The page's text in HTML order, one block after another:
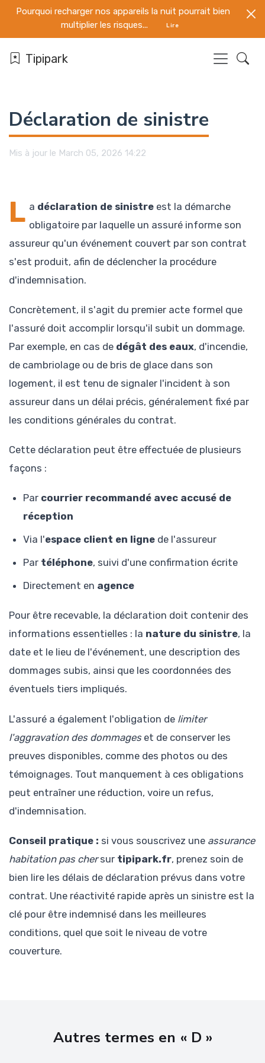
Pourquoi recharger nos appareils la nuit pourrait bien
multiplier les risques...
Lire
Tipipark
Déclaration de sinistre
Mis à jour le March 05, 2026 14:22
L a déclaration de sinistre est la démarche
obligatoire par laquelle un assuré informe son
assureur qu'un événement couvert par son contrat
s'est produit, afin de déclencher la procédure
d'indemnisation.
Concrètement, il s'agit du premier acte formel que
l'assuré doit accomplir lorsqu'il subit un dommage.
Par exemple, en cas de dégât des eaux, d'incendie,
de cambriolage ou de bris de glace dans son
logement, il est tenu de signaler l'incident à son
assureur dans un délai précis, généralement fixé par
les conditions générales du contrat.
Cette déclaration peut être effectuée de plusieurs
façons :
Par courrier recommandé avec accusé de
réception
Via l'espace client en ligne de l'assureur
Par téléphone, suivi d'une confirmation écrite
Directement en agence
Pour être recevable, la déclaration doit contenir des
informations essentielles : la nature du sinistre, la
date et le lieu de l'événement, une description des
dommages subis, ainsi que les coordonnées des
éventuels tiers impliqués.
L'assuré a également l'obligation de limiter
l'aggravation des dommageset de conserver les
preuves disponibles, comme des photos ou des
témoignages. Tout manquement à ces obligations
peut entraîner une réduction, voire un refus,
d'indemnisation.
Conseil pratique : si vous souscrivez une assurance
habitation pas chersur tipipark.fr, prenez soin de
bien lire les délais de déclaration prévus dans votre
contrat. Une réactivité rapide après un sinistre est la
clé pour être indemnisé dans les meilleures
conditions, quel que soit le niveau de votre
couverture.
Autres termes en « D »